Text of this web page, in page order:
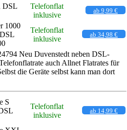
DSL
Telefonflat
inklusive
ab 9,99 €
1000
Telefonflat
inklusive
ab 34,98 €
Neu Duvenstedt neben DSL-
auch Allnet Flatrates für
die Geräte selbst kann man dort
S
Telefonflat
inklusive
ab 14,99 €